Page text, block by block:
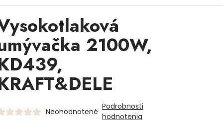
2100W,
Neohodnotené
Podrobnosti
hodnotenia